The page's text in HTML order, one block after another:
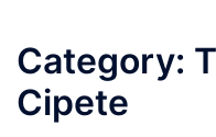
Category:
Cipete